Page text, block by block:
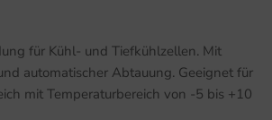
für Kühl- und Tiefkühlzellen. Mit
automatischer Abtauung. Geeignet für
mit Temperaturbereich von -5 bis +10